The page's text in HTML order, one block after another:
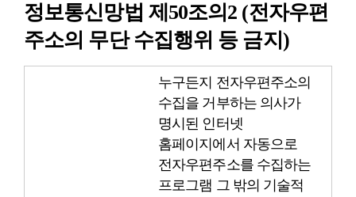
정보통신망법 제50조의2 (전자우편
주소의 무단 수집행위 등 금지)
누구든지 전자우편주소의
수집을 거부하는 의사가
명시된 인터넷
홈페이지에서 자동으로
전자우편주소를 수집하는
프로그램 그 밖의 기술적